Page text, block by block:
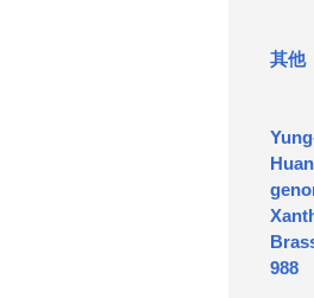
其他
988